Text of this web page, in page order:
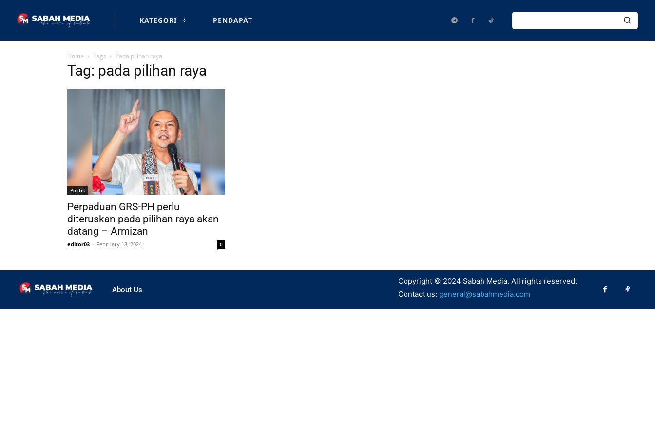
KATEGORI PENDAPAT
Home Tags Pada pilihan raya
Tag: pada pilihan raya
Politik
Perpaduan GRS-PH perlu
diteruskan pada pilihan raya akan
datang – Armizan
editor03 - February 18, 2024 0
About Us
Copyright © 2024 Sabah Media. All rights reserved.
Contact us: general@sabahmedia.com